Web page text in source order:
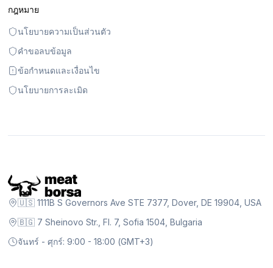
กฎหมาย
นโยบายความเป็นส่วนตัว
คำขอลบข้อมูล
ข้อกำหนดและเงื่อนไข
นโยบายการละเมิด
🇺🇸 1111B S Governors Ave STE 7377, Dover, DE 19904, USA
🇧🇬 7 Sheinovo Str., Fl. 7, Sofia 1504, Bulgaria
จันทร์ - ศุกร์: 9:00 - 18:00 (GMT+3)